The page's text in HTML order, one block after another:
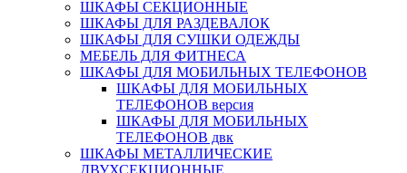
ШКАФЫ СЕКЦИОННЫЕ
ШКАФЫ ДЛЯ РАЗДЕВАЛОК
ШКАФЫ ДЛЯ СУШКИ ОДЕЖДЫ
МЕБЕЛЬ ДЛЯ ФИТНЕСА
ШКАФЫ ДЛЯ МОБИЛЬНЫХ ТЕЛЕФОНОВ
ШКАФЫ ДЛЯ МОБИЛЬНЫХ
ТЕЛЕФОНОВ версия
ШКАФЫ ДЛЯ МОБИЛЬНЫХ
ТЕЛЕФОНОВ двк
ШКАФЫ МЕТАЛЛИЧЕСКИЕ
ДВУХСЕКЦИОННЫЕ